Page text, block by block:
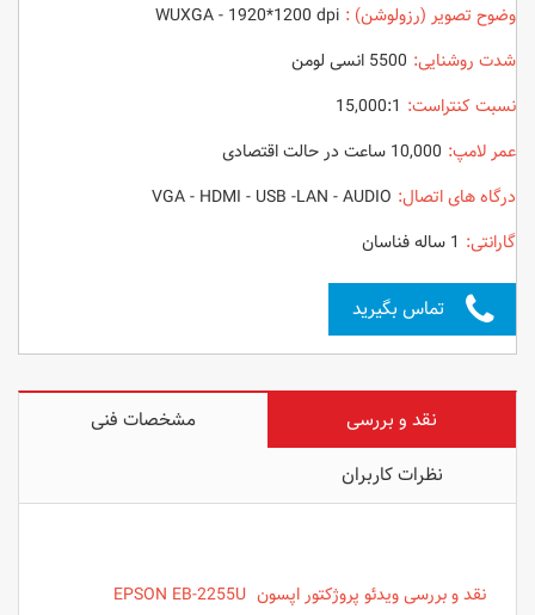
وضوح تصویر (رزولوشن) :
شدت روشنایی:
نسبت کنتراست:
عمر لامپ:
درگاه های اتصال: VGA - HDMI - USB -LAN - AUDIO
گارانتی:
تماس بگیرید
نقد و بررسی
مشخصات فنی
نظرات کاربران
نقد و بررسی ویدئو پروژکتور اپسون EPSON EB-2255U